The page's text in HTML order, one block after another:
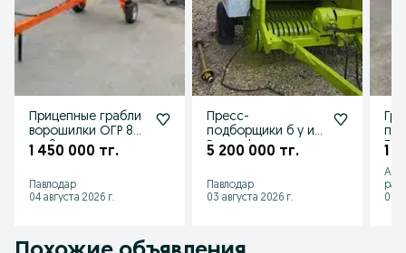
Прицепные грабли
ворошилки ОГР 8
ми 9 ти колесные
1 450 000 тг.
Павлодар
04 августа 2026 г.
Пресс-
подборщики б у из
Европы!
5 200 000 тг.
Павлодар
03 августа 2026 г.
1
03